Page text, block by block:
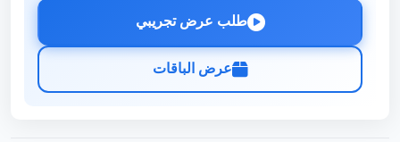
طلب عرض تجريبي
عرض الباقات